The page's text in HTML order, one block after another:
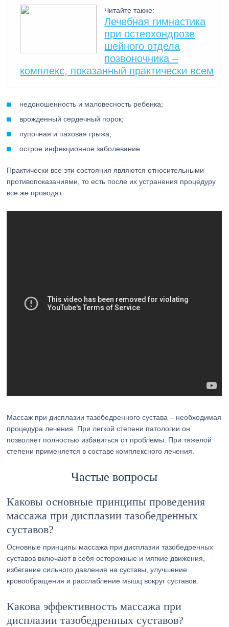
Читайте также:
Лечебная гимнастика
при остеохондрозе
шейного отдела
позвоночника –
комплекс, показанный практически всем
недоношенность и маловесность ребенка;
врожденный сердечный порок;
пупочная и паховая грыжа;
острое инфекционное заболевание.
Практически все эти состояния являются относительными
противопоказаниями, то есть после их устранения процедуру
все же проводят.
Массаж при дисплазии тазобедренного сустава – необходимая
процедура лечения. При легкой степени патологии он
позволяет полностью избавиться от проблемы. При тяжелой
степени применяется в составе комплексного лечения.
Частые вопросы
Каковы основные принципы проведения
массажа при дисплазии тазобедренных
суставов?
Основные принципы массажа при дисплазии тазобедренных
суставов включают в себя осторожные и мягкие движения,
избегание сильного давления на суставы, улучшение
кровообращения и расслабление мышц вокруг суставов.
Какова эффективность массажа при
дисплазии тазобедренных суставов?